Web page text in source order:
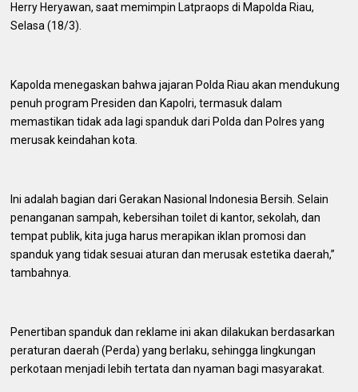
Herry Heryawan, saat memimpin Latpraops di Mapolda Riau,
Selasa (18/3).
Kapolda menegaskan bahwa jajaran Polda Riau akan mendukung
penuh program Presiden dan Kapolri, termasuk dalam
memastikan tidak ada lagi spanduk dari Polda dan Polres yang
merusak keindahan kota.
Ini adalah bagian dari Gerakan Nasional Indonesia Bersih. Selain
penanganan sampah, kebersihan toilet di kantor, sekolah, dan
tempat publik, kita juga harus merapikan iklan promosi dan
spanduk yang tidak sesuai aturan dan merusak estetika daerah,”
tambahnya.
Penertiban spanduk dan reklame ini akan dilakukan berdasarkan
peraturan daerah (Perda) yang berlaku, sehingga lingkungan
perkotaan menjadi lebih tertata dan nyaman bagi masyarakat.